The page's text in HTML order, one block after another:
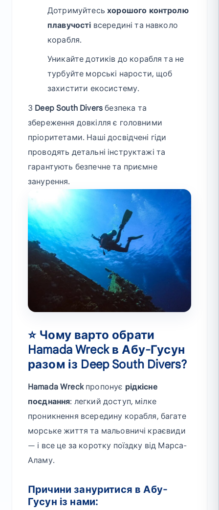
Дотримуйтесьхорошого контролю
плавучості всередині та навколо
корабля.
Уникайте дотиків до корабля та не
турбуйте морські нарости, щоб
захистити екосистему.
З Deep South Divers безпека та
збереження довкілля є головними
пріоритетами. Наші досвідчені гіди
проводять детальні інструктажі та
гарантують безпечне та приємне
занурення.
⭐ Чому варто обрати
Hamada Wreck в Абу-Гусун
разом із Deep South Divers?
Hamada Wreckпропонує рідкісне
поєднання: легкий доступ, мілке
проникнення всередину корабля, багате
морське життя та мальовничі краєвиди
— і все це за коротку поїздку від Марса-
Аламу.
Причини зануритися в Абу-
Гусун із нами: